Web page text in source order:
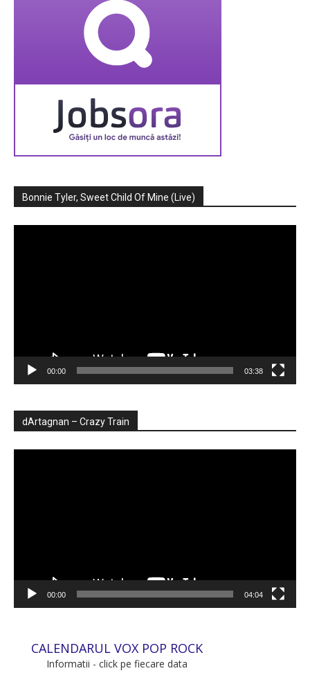
Bonnie Tyler, Sweet Child Of Mine (Live)
00:00 03:38
dArtagnan – Crazy Train
00:00 04:04
CALENDARUL VOX POP ROCK
Informatii - click pe fiecare data